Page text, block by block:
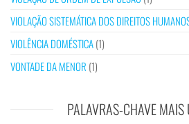
VIOLAÇÃO SISTEMÁTICA DOS DIREITOS
VIOLÊNCIA DOMÉSTICA(1)
VONTADE DA MENOR (1)
PALAVRAS-CHAVE MAIS